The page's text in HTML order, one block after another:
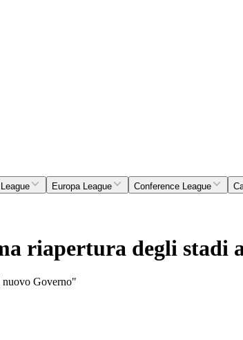
Europa League Conference League
riapertura degli stadi
nuovo Governo"